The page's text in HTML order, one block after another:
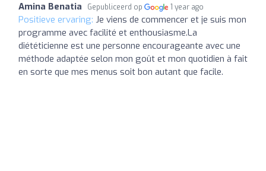
Amina Benatia Gepubliceerd op 1 year ago
Positieve ervaring: Je viens de commencer et je suis mon
programme avec facilité et enthousiasme.La
diététicienne est une personne encourageante avec une
méthode adaptée selon mon goût et mon quotidien à fait
en sorte que mes menus soit bon autant que facile.